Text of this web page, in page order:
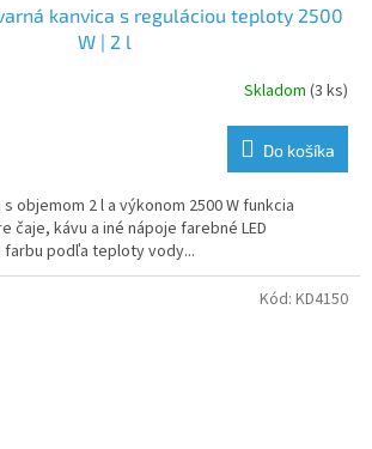
kanvica s reguláciou teploty 2500
W | 2 l
Skladom (3 ks)
Do košíka
objemom 2 l a výkonom 2500 W funkcia
čaje, kávu a iné nápoje farebné LED
podľa teploty vody...
Kód: KD4150